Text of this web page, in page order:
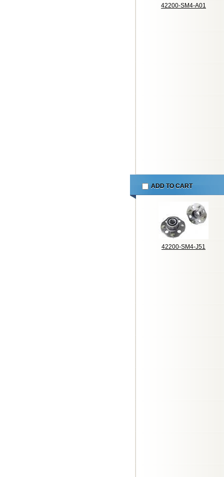
42200-SM4-A01
ADD TO CART
42200-SM4-J51